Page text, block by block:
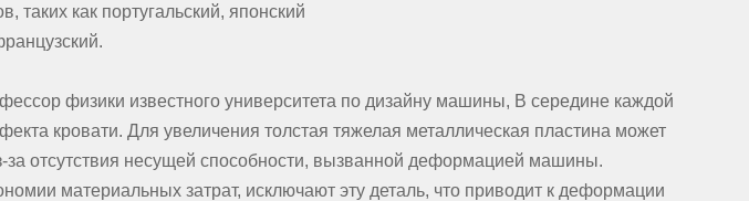
таких как португальский, японский
физики известного университета по дизайну машины, В середине каждой
кровати. Для увеличения толстая тяжелая металлическая пластина может
отсутствия несущей способности, вызванной деформацией машины.
материальных затрат, исключают эту деталь, что приводит к деформации